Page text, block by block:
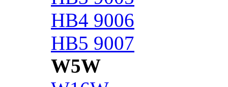
HB4 9006
HB5 9007
W5W